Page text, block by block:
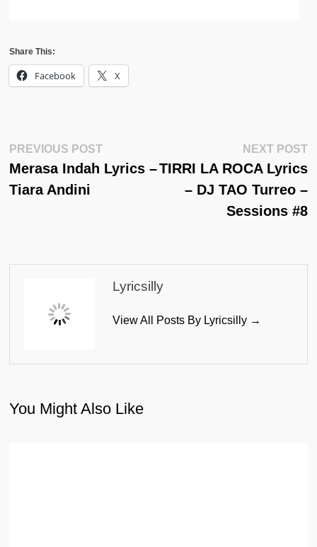
Share This:
Facebook X
Post
Navigation
PREVIOUS POSTPrevious
Post:
Merasa Indah Lyrics –
Tiara Andini
NEXT POST
TIRRI LA ROCA Lyrics
– DJ TAO Turreo –
Sessions #8
Lyricsilly
View All Posts By Lyricsilly →
You Might Also Like